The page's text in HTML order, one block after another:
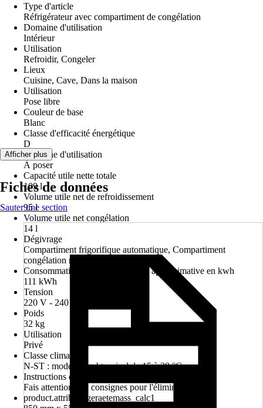
Type d'article
Réfrigérateur avec compartiment de congélation
Domaine d'utilisation
Intérieur
Utilisation
Refroidir, Congeler
Lieux
Cuisine, Cave, Dans la maison
Utilisation
Pose libre
Couleur de base
Blanc
Classe d'efficacité énergétique
D
Domaine d'utilisation
À poser
Capacité utile nette totale
109 l
Volume utile net de refroidissement
95 l
Volume utile net congélation
14 l
Dégivrage
Compartiment frigorifique automatique, Compartiment
congélation manuel
Consommation d'énergie annuelle approximative en kwh
111 kWh
Tension
220 V - 240 V
Poids
32 kg
Utilisation
Privé
Classe climatique
N-ST : modéré à subtropical de 15 à 38 °C
Instructions d'élimination
Fais attention aux consignes pour l'élimination
product.attribute.geraetemass_calc1
Afficher plus
Fiches de données
Sauter une section